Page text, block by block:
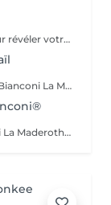
Cure de l'Été Un protocole complet pensé pour révéler votre silhouette avant l'été : détoxifier, affiner, sculpter. Drainage lymphatique, Vacuslim et Maderothérapie réunis en une seule séance, adaptée à vos besoins. 10 séances d'1h30 résultats progressifs et visibles dès les premières séances. Pour des résultats optimum, nous vous conseillons 1 à 2 séances par semaine. Cure de l'Été+ Le même protocole complet, étendu aux bras pour une silhouette affinée de la tête aux pieds. Drainage, Vacuslim et Maderothérapie, adaptés à vos besoins. 10 séances d'1h45 résultats progressifs et visibles dès les premières séances. Pour des résultats optimum, nous vous conseillons 1 à 2 séances par semaine.
MADEROTHÉRAPIE VISAGE Méthode Abigaïl Bianconi La Maderothérapie visage, telle qu'elle est pratiquée chez Maison Abigaïl Bianconi, repose sur une approche experte, précise et respectueuse des structures du visage. Pionnière de la Maderothérapie au Luxembourg depuis 2018, Abigaïl a développé une méthode exclusive, transmise à travers son académie, fondée sur le respect du corps humain et 100 % sans douleur. Chaque séance est réalisée à l'aide d'outils en bois spécifiquement conçus pour le visage, permettant un travail ciblé des tissus, alliant stimulation, drainage et effet liftant progressif. La méthode agit sur : - la qualité et la tonicité de la peau - la circulation et le drainage - les tensions du visage et du cou - la redéfinition des contours - l'harmonie globale du visage Le soin est entièrement personnalisé, adapté à la morphologie du visage, à l'état de la peau et aux besoins spécifiques de chaque personne. Chez Maison Abigaïl Bianconi, la Maderothérapie visage n'est pas un soin esthétique standardisé. C'est une expertise, pensée pour obtenir des résultats visibles, progressifs et respectueux de la peau.
MADEROTHÉRAPIE Méthode Abigaïl Bianconi La Maderothérapie, telle qu'elle est pratiquée chez Maison Abigaïl Bianconi, repose sur une approche experte, respectueuse et profondément structurée du corps. Pionnière de la Maderothérapie au Luxembourg depuis 2018, Abigaïl a développé une méthode exclusive, transmise à travers son académie, fondée sur le respect du corps humain et 100 % sans douleur. Chaque séance est réalisée à l'aide d'outils en bois spécifiquement conçus pour épouser les lignes naturelles du corps et permettre un travail précis et ciblé des tissus. La méthode agit sur : - la qualité tissulaire - la circulation - la stimulation lymphatique - l'aspect de la cellulite - la fermeté et l'harmonie de la silhouette Cette prise en charge peut également soutenir le confort abdominal, la circulation et certaines tensions liées aux ballonnements, lorsque cela est indiqué. Le soin est entièrement personnalisé, adapté à la morphologie, aux besoins et à l'état du corps. Il peut également s'inscrire dans un accompagnement post-opératoire, lorsque cela est pertinent. Chez Maison Abigaïl Bianconi, la Maderothérapie n'est pas un soin standardisé. C'est une expertise, pensée pour obtenir des résultats progressifs, visibles et respectueux du corps.